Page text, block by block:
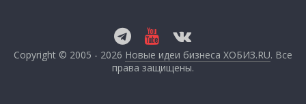
Copyright © 2005 - 2026 Новые идеи бизнеса ХОБИЗ.RU. Все
права защищены.